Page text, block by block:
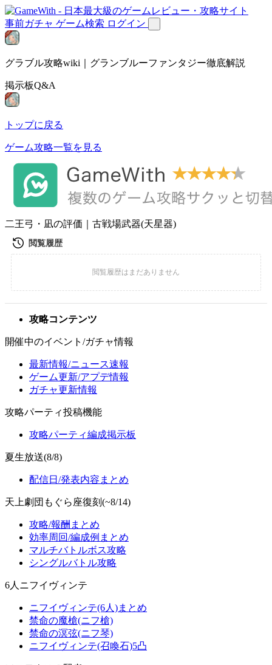
事前ガチャ ゲーム検索 ログイン
グラブル攻略wiki｜グランブルーファンタジー徹底解説
掲示板Q&A
トップに戻る
ゲーム攻略一覧を見る
二王弓・凪の評価｜古戦場武器(天星器)
攻略コンテンツ
開催中のイベント/ガチャ情報
最新情報/ニュース速報
ゲーム更新/アプデ情報
ガチャ更新情報
攻略パーティ投稿機能
攻略パーティ編成掲示板
夏生放送(8/8)
配信日/発表内容まとめ
天上劇団もぐら座復刻(~8/14)
攻略/報酬まとめ
効率周回/編成例まとめ
マルチバトルボス攻略
シングルバトル攻略
6人ニフイヴィンテ
ニフイヴィンテ(6人)まとめ
禁命の魔槍(ニフ槍)
禁命の溟弦(ニフ琴)
ニフイヴィンテ(召喚石)5凸